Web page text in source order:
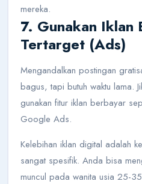
mereka.
7. Gunakan Iklan
Tertarget (Ads)
Mengandalkan postingan
bagus, tapi butuh waktu lama.
gunakan fitur iklan berbayar
Google Ads.
Kelebihan iklan digital adalah
sangat spesifik. Anda bisa
muncul pada wanita usia 25-